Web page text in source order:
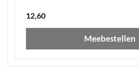
12,60
Meebestellen